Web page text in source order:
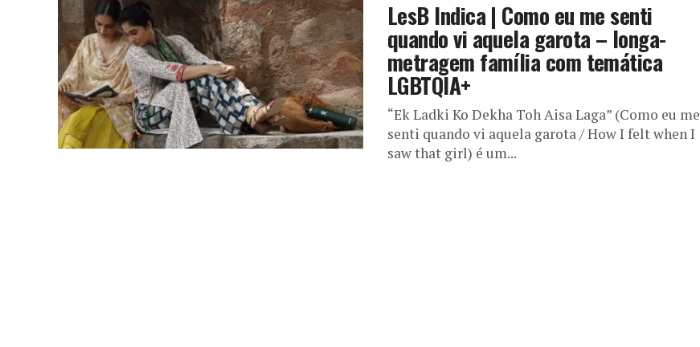
LesB Indica | Como eu me senti
quando vi aquela garota – longa-
metragem família com temática
LGBTQIA+
“Ek Ladki Ko Dekha Toh Aisa Laga” (Como eu me
senti quando vi aquela garota / How I felt when I
saw that girl) é um...